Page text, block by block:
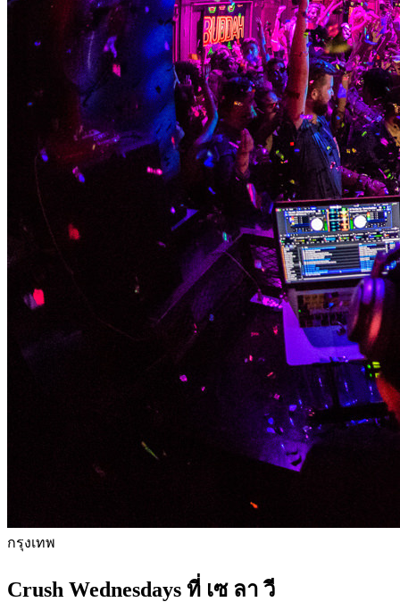
กรุงเทพ
Crush Wednesdays ที่ เซ ลา วี